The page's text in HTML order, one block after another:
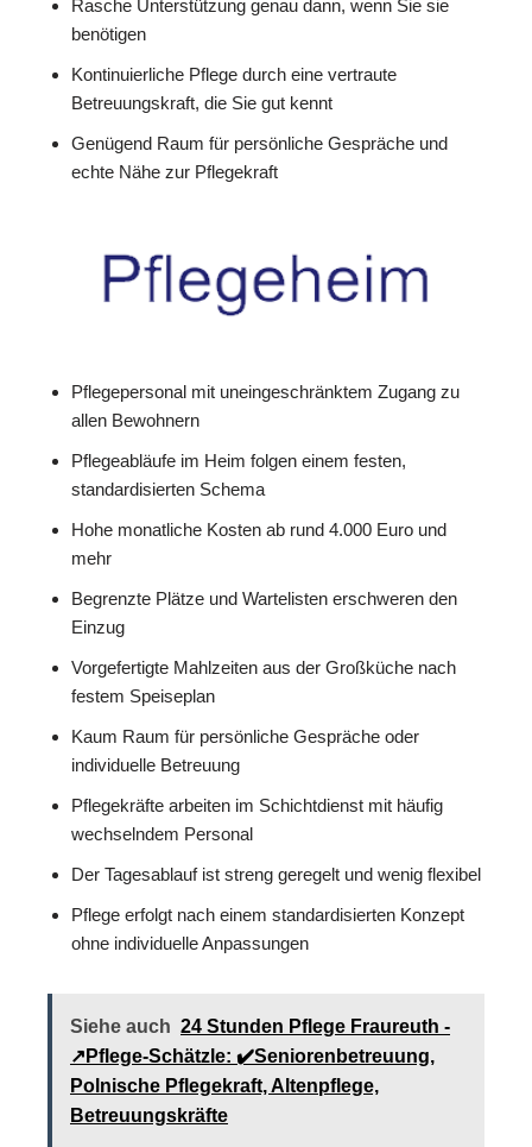
Rasche Unterstützung genau dann, wenn Sie sie
benötigen
Kontinuierliche Pflege durch eine vertraute
Betreuungskraft, die Sie gut kennt
Genügend Raum für persönliche Gespräche und
echte Nähe zur Pflegekraft
Pflegepersonal mit uneingeschränktem Zugang zu
allen Bewohnern
Pflegeabläufe im Heim folgen einem festen,
standardisierten Schema
Hohe monatliche Kosten ab rund 4.000 Euro und
mehr
Begrenzte Plätze und Wartelisten erschweren den
Einzug
Vorgefertigte Mahlzeiten aus der Großküche nach
festem Speiseplan
Kaum Raum für persönliche Gespräche oder
individuelle Betreuung
Pflegekräfte arbeiten im Schichtdienst mit häufig
wechselndem Personal
Der Tagesablauf ist streng geregelt und wenig flexibel
Pflege erfolgt nach einem standardisierten Konzept
ohne individuelle Anpassungen
Siehe auch 24 Stunden Pflege Fraureuth -
↗️Pflege-Schätzle: ✔️Seniorenbetreuung,
Polnische Pflegekraft, Altenpflege,
Betreuungskräfte